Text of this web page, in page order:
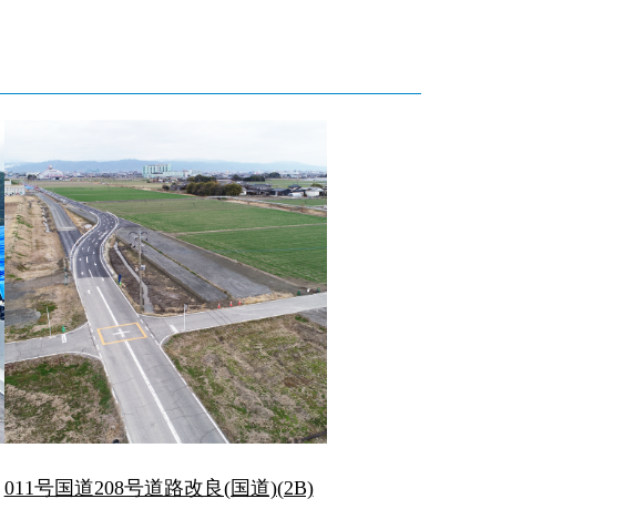
011号国道208号道路改良(国道)(2B)